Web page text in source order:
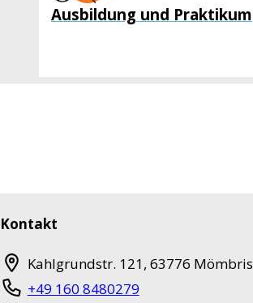
Ausbildung und Praktikum
Kontakt
Kahlgrundstr. 121, 63776 Mömbris
+49 160 8480279